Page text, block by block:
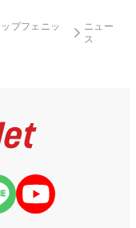
プフェニッ
ニュー
ス